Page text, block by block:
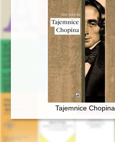
Tajemnice Chopina